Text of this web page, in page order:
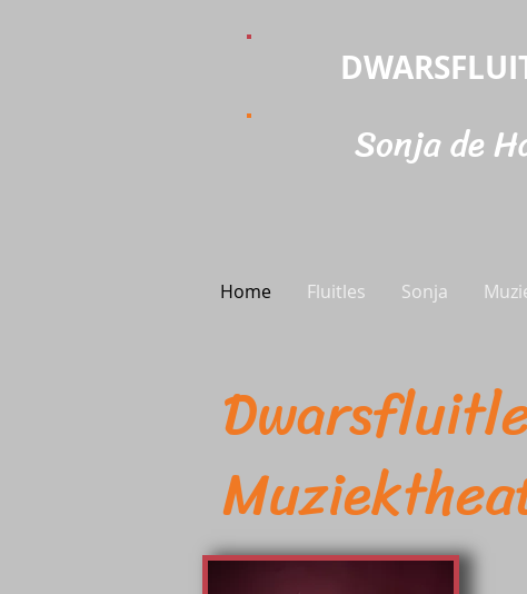
Sonja de
Home Fluitles Sonja